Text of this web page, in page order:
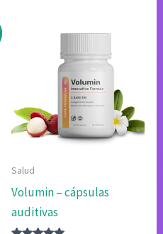
Salud
Volumin – cápsulas
auditivas